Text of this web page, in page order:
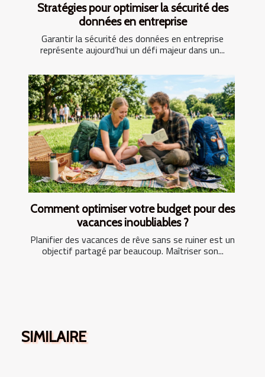
Stratégies pour optimiser la sécurité des
données en entreprise
Garantir la sécurité des données en entreprise
représente aujourd’hui un défi majeur dans un...
Comment optimiser votre budget pour des
vacances inoubliables ?
Planifier des vacances de rêve sans se ruiner est un
objectif partagé par beaucoup. Maîtriser son...
SIMILAIRE